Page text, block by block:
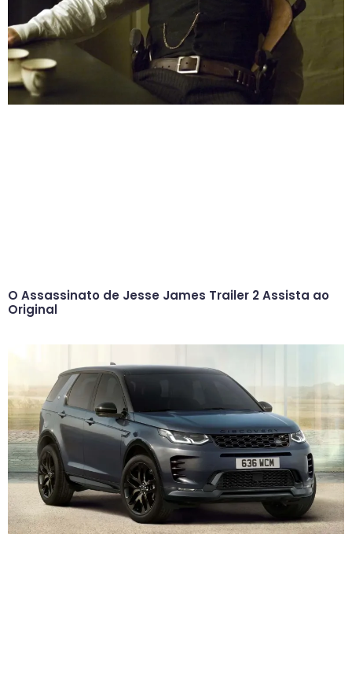
O Assassinato de Jesse James Trailer 2 Assista ao
Original